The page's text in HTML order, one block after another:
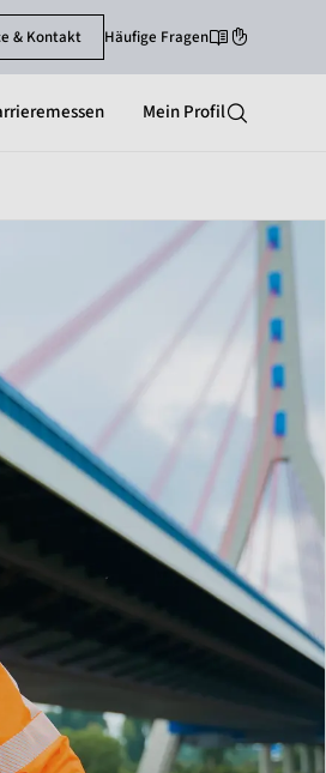
& Kontakt Häufige FragenLeichte-Sprache
Mein Profil